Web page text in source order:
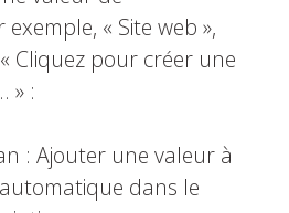
« Site web »,
Cliquez pour créer une
» :